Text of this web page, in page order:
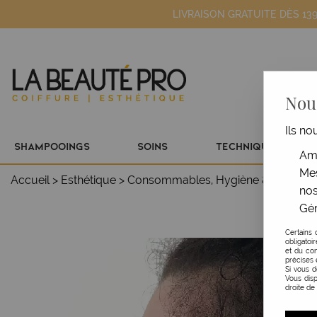
LIVRAISON GRATUITE DÈS
SHAMPOOINGS SOINS TECHNIQUE
Accueil > Esthétique > Consommables, Hygiène & Textile >
Ils
Certains
et du
précises
Si vous
Vous
droite de